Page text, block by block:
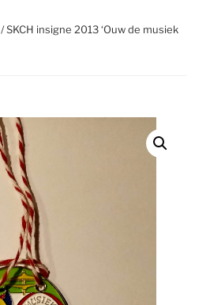
/ SKCH insigne 2013 ‘Ouw de musiek